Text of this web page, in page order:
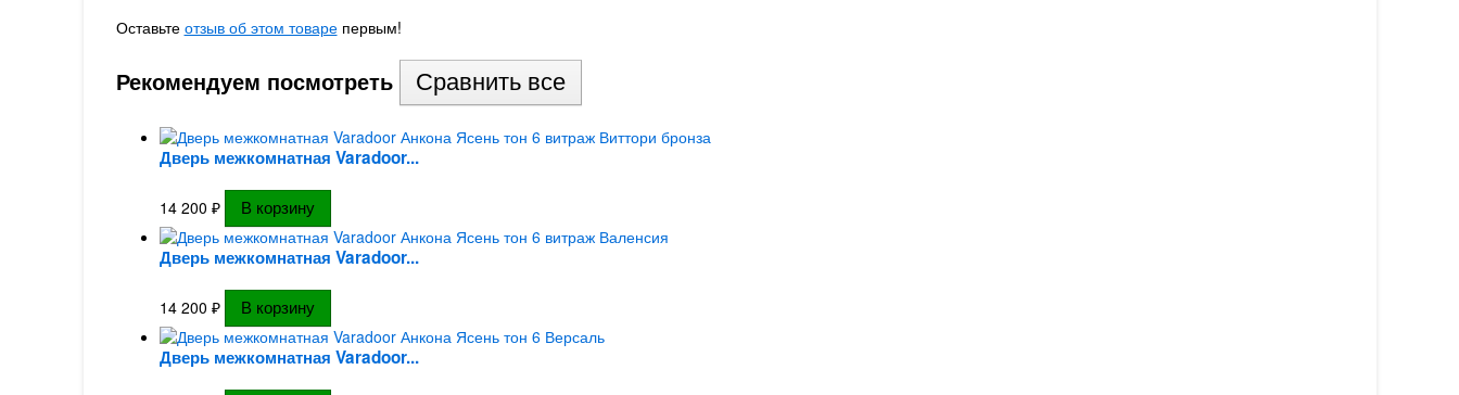
Оставьте отзыв об этом товарепервым!
Рекомендуем посмотреть
Дверь межкомнатная Varadoor...
14 200 ₽
Дверь межкомнатная Varadoor...
14 200 ₽
Дверь межкомнатная Varadoor...